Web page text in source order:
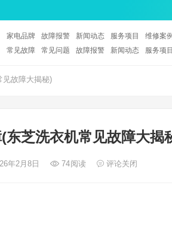
家电品牌 故障报警 新闻动态 服务项目 维修案
常见故障
常见问题 故障报警 新闻动态 服务项目
见故障大揭秘)
东芝洗衣机常见故障大揭
年2月8日 74阅读 评论关闭